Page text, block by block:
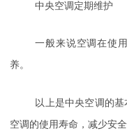
中央空调定期维护
一般来说空调在使
养。
以上是中央空调的
空调的使用寿命，减少安